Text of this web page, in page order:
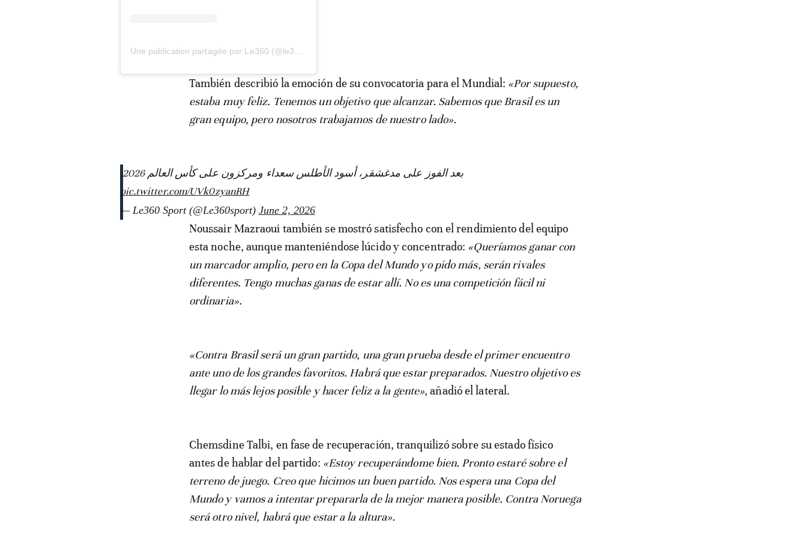
Une publication partagée par Le360 (@le360fr)
También describió la emoción de su convocatoria para el Mundial: «Por supuesto,
estaba muy feliz. Tenemos un objetivo que alcanzar. Sabemos que Brasil es un
gran equipo, pero nosotros trabajamos de nuestro lado».
بعد الفوز على مدغشقر، أسود الأطلس سعداء ومركزون على كأس العالم 2026.
pic.twitter.com/UVk0zyanRH
— Le360 Sport (@Le360sport) June 2, 2026
Noussair Mazraoui también se mostró satisfecho con el rendimiento del equipo
esta noche, aunque manteniéndose lúcido y concentrado: «Queríamos ganar con
un marcador amplio, pero en la Copa del Mundo yo pido más, serán rivales
diferentes. Tengo muchas ganas de estar allí. No es una competición fácil ni
ordinaria».
«Contra Brasil será un gran partido, una gran prueba desde el primer encuentro
ante uno de los grandes favoritos. Habrá que estar preparados. Nuestro objetivo es
llegar lo más lejos posible y hacer feliz a la gente», añadió el lateral.
Chemsdine Talbi, en fase de recuperación, tranquilizó sobre su estado físico
antes de hablar del partido: «Estoy recuperándome bien. Pronto estaré sobre el
terreno de juego. Creo que hicimos un buen partido. Nos espera una Copa del
Mundo y vamos a intentar prepararla de la mejor manera posible. Contra Noruega
será otro nivel, habrá que estar a la altura».